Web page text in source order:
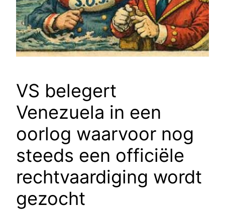
VS belegert
Venezuela in een
oorlog waarvoor nog
steeds een officiële
rechtvaardiging wordt
gezocht